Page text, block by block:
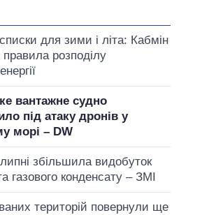
для зими і літа: Кабмін
правила розподілу
вантажне судно
під атаку дронів у
морі – DW
липні збільшила видобуток
газового конденсату – ЗМІ
територій повернули ще